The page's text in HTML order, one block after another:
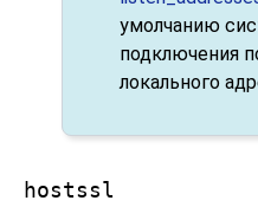
умолчанию
подключения
локального
hostssl